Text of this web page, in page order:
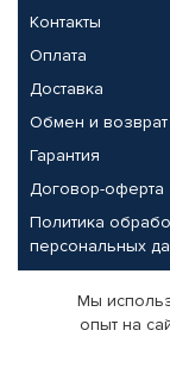
Контакты
Оплата
Доставка
Обмен и возврат
Гарантия
Договор-оферта
Политика
персональных
Партнерам
Корпоративным
Мы
опыт на